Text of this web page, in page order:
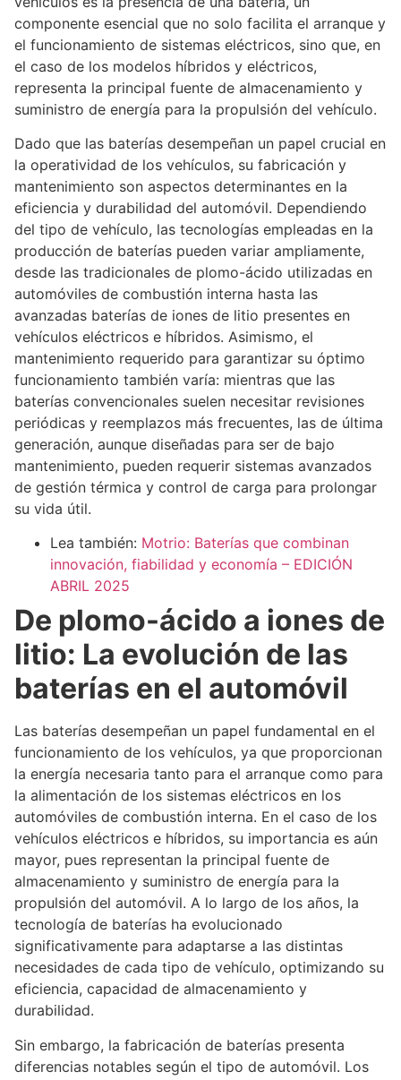
componente esencial que no solo facilita el arranque y
el funcionamiento de sistemas eléctricos, sino que, en
el caso de los modelos híbridos y eléctricos,
representa la principal fuente de almacenamiento y
suministro de energía para la propulsión del vehículo.
Dado que las baterías desempeñan un papel crucial en
la operatividad de los vehículos, su fabricación y
mantenimiento son aspectos determinantes en la
eficiencia y durabilidad del automóvil. Dependiendo
del tipo de vehículo, las tecnologías empleadas en la
producción de baterías pueden variar ampliamente,
desde las tradicionales de plomo-ácido utilizadas en
automóviles de combustión interna hasta las
avanzadas baterías de iones de litio presentes en
vehículos eléctricos e híbridos. Asimismo, el
mantenimiento requerido para garantizar su óptimo
funcionamiento también varía: mientras que las
baterías convencionales suelen necesitar revisiones
periódicas y reemplazos más frecuentes, las de última
generación, aunque diseñadas para ser de bajo
mantenimiento, pueden requerir sistemas avanzados
de gestión térmica y control de carga para prolongar
su vida útil.
Lea también: Motrio: Baterías que combinan
innovación, fiabilidad y economía – EDICIÓN
ABRIL 2025
De plomo-ácido a iones de
litio: La evolución de las
baterías en el automóvil
Las baterías desempeñan un papel fundamental en el
funcionamiento de los vehículos, ya que proporcionan
la energía necesaria tanto para el arranque como para
la alimentación de los sistemas eléctricos en los
automóviles de combustión interna. En el caso de los
vehículos eléctricos e híbridos, su importancia es aún
mayor, pues representan la principal fuente de
almacenamiento y suministro de energía para la
propulsión del automóvil. A lo largo de los años, la
tecnología de baterías ha evolucionado
significativamente para adaptarse a las distintas
necesidades de cada tipo de vehículo, optimizando su
eficiencia, capacidad de almacenamiento y
durabilidad.
Sin embargo, la fabricación de baterías presenta
diferencias notables según el tipo de automóvil. Los